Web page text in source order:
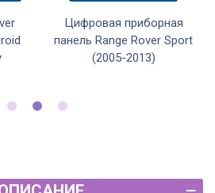
Цифровая приборная
панель Range Rover Sport
(2005-2013)